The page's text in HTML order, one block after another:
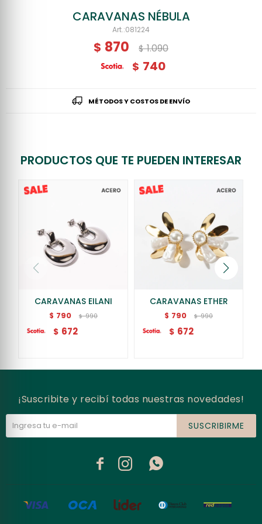
CARAVANAS NÉBULA
081224
$ 870 $ 1.090
$ 740
MÉTODOS Y COSTOS DE ENVÍO
PRODUCTOS QUE TE PUEDEN INTERESAR
CARAVANAS EILANI
$ 790 $ 990
$ 672
CARAVANAS ETHER
$ 790 $ 990
$ 672
¡Suscribite y recibí todas nuestras novedades!
SUSCRIBIRME
  